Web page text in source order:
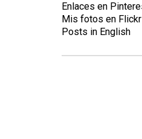
Enlaces en
Mis fotos en Flickr
Posts in English